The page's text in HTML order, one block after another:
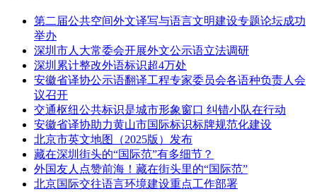
第二届公共空间外文译写与语言文明建设专题论坛成功
举办
深圳市人大常委会开展外文公示语立法调研
深圳累计整改外语标识超4万处
安徽省译协公示语翻译工程专家委员会各语种负责人会
议召开
交通枢纽公共标识是城市形象窗口 纠错小队在行动
安徽省译协助力黄山市国际标识标牌规范化建设
北京市英文地图（2025版）发布
藏在深圳街头的“国际范”有多细节？
外国友人点赞前海！藏在街头里的“国际范”
北京国际交往语言环境建设重点工作部署